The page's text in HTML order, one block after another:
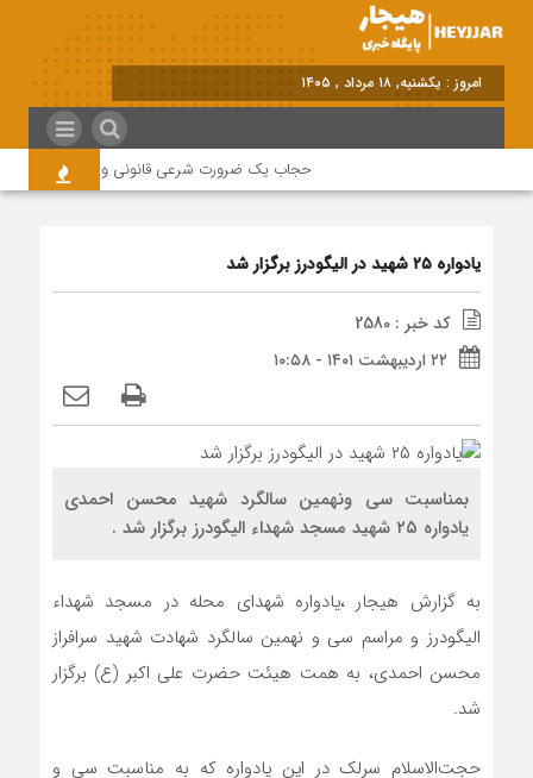
امروز : یکشنبه, ۱۸ مرداد , ۱۴۰۵
حجاب یک ضرورت شرعی قانونی و همه در این
یادواره ۲۵ شهید در الیگودرز برگزار شد
کد خبر : 2580
۲۲ اردیبهشت ۱۴۰۱ - ۱۰:۵۸
بمناسبت سی ونهمین سالگرد شهید محسن احمدی
یادواره ۲۵ شهید مسجد شهداء الیگودرز برگزار شد .
به گزارش هیجار ،یادواره شهدای محله در مسجد شهداء
الیگودرز و مراسم سی و نهمین سالگرد شهادت شهید سرافراز
محسن احمدی، به همت هیئت حضرت علی اکبر (ع) برگزار
شد.
حجت‌الاسلام سرلک در این یادواره که به مناسبت سی و